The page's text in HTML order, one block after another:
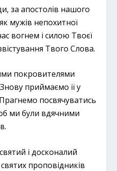
за апостолів нашого
мужів непохитної
вогнем і силою Твоєї
Твого Слова.
покровителями
приймаємо її у
посвячуватись
ми були вдячними
і досконалий
проповідників